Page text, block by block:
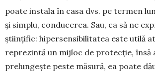
poate instala în casa dvs. pe termen
și simplu, condu­cerea. Sau, ca să ne
științific: hipersensibilitatea este utilă
reprezintă un mijloc de protecție, însă
prelungește peste măsură, ea poate